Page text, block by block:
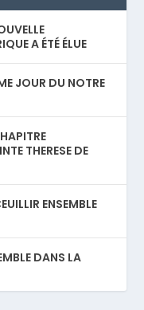
A ÉTÉ ÉLUE
JOUR DU NOTRE
THERESE DE
ENSEMBLE
DANS LA